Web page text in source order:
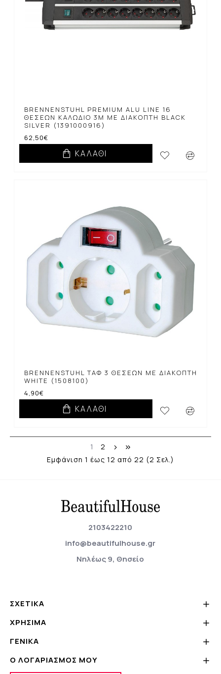
BRENNENSTUHL PREMIUM ALU LINE 16
ΘΈΣΕΩΝ ΚΑΛΏΔΙΟ 3M ΜΕ ΔΙΑΚΌΠΤΗ BLACK
SILVER (1391000916)
62,50€
ΚΑΛΆΘΙ
BRENNENSTUHL ΤΑΦ 3 ΘΈΣΕΩΝ ΜΕ ΔΙΑΚΌΠΤΗ
WHITE (1508100)
4,90€
ΚΑΛΆΘΙ
1
2
Εμφάνιση 1 έως 12 από 22 (2 Σελ.)
2103422210
info@beautifulhouse.gr
Νηλέως 9, Θησείο
ΣΧΕΤΙΚΆ
ΧΡΗΣΙΜΑ
ΓΕΝΙΚΆ
Ο ΛΟΓΑΡΙΑΣΜΌΣ ΜΟΥ